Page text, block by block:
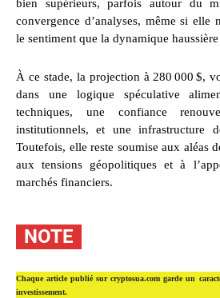
bien supérieurs, parfois autour du
convergence d’analyses, même si elle
le sentiment que la dynamique
À ce stade, la projection à 280 000 $,
dans une logique spéculative
techniques, une confiance
institutionnels, et une infrastructure
Toutefois, elle reste soumise aux aléas
aux tensions géopolitiques et à
marchés financiers.
NOTE
Chaque article publié sur cryptosua.com garde un
investissement.